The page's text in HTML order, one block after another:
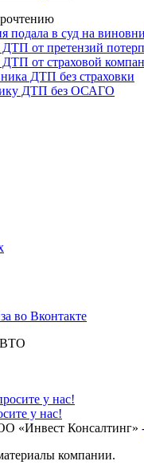
подала в суд на
от претензий
от страховой
ДТП без страховки
ДТП без ОСАГО
у нас!
«Инвест Консалтинг»
компании.